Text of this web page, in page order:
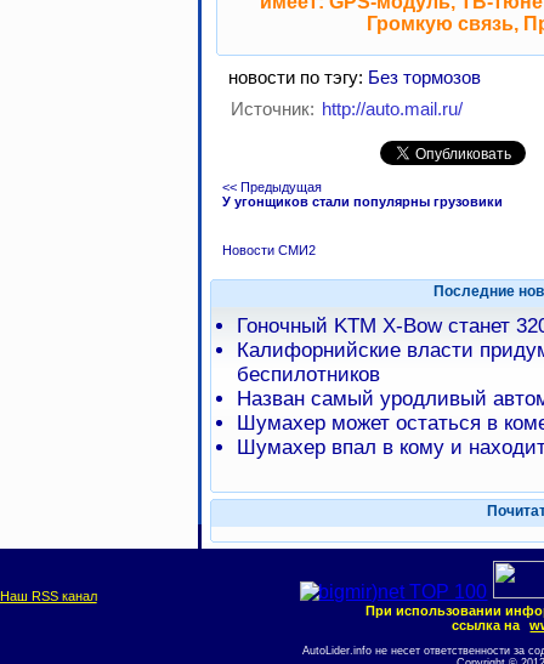
Громкую связь,
новости по тэгу: Без тормозов
Источник: http://auto.mail.ru/
<< Предыдущая
У угонщиков стали популярны грузовики
Новости СМИ2
Последние
Гоночный KTM X-Bow станет
Калифорнийские власти
беспилотников
Назван самый уродливый
Шумахер может остаться в
Шумахер впал в кому и
Наш RSS канал
При использовании
ссылка на
AutoLider.info не несет ответственности за